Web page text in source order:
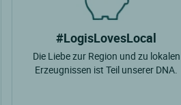
#LogisLovesLocal
Die Liebe zur Region und zu lokalen
Erzeugnissen ist Teil unserer DNA.